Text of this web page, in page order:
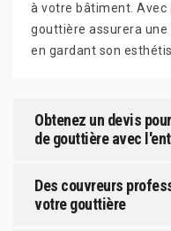
à votre bâtiment. Avec
gouttière assurera
en gardant son
Obtenez un devis
de gouttière avec
Des couvreurs
votre gouttière